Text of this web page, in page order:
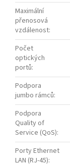
Maximální
přenosová
vzdálenost:
Počet
optických
portů:
Podpora
jumbo rámců:
Podpora
Quality of
Service (QoS):
Porty Ethernet
LAN (RJ-45):